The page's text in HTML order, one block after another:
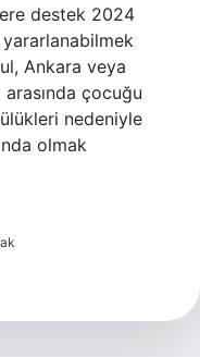
destek 2024
yararlanabilmek
Ankara veya
çocuğu
nedeniyle
olmak